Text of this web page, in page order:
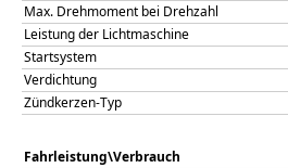
Max. Drehmoment bei Drehzahl
Leistung der Lichtmaschine
Startsystem
Verdichtung
Zündkerzen-Typ
Fahrleistung\Verbrauch